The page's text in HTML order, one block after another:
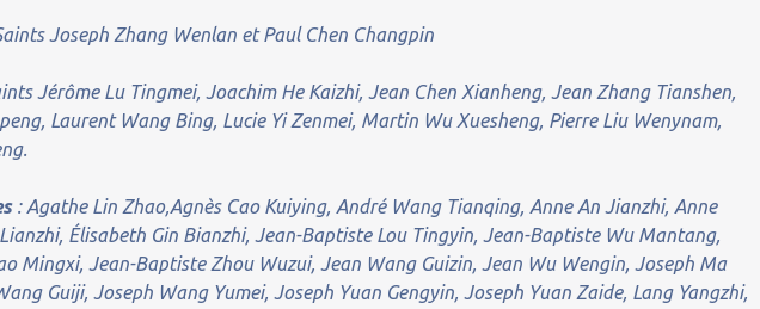
Joseph Zhang Wenlan et Paul Chen Changpin
Jérôme Lu Tingmei, Joachim He Kaizhi, Jean Chen Xianheng, Jean Zhang Tianshen,
Laurent Wang Bing, Lucie Yi Zenmei, Martin Wu Xuesheng, Pierre Liu Wenynam,
: Agathe Lin Zhao,Agnès Cao Kuiying, André Wang Tianqing, Anne An Jianzhi, Anne
Élisabeth Gin Bianzhi, Jean-Baptiste Lou Tingyin, Jean-Baptiste Wu Mantang,
Mingxi, Jean-Baptiste Zhou Wuzui, Jean Wang Guizin, Jean Wu Wengin, Joseph Ma
Guiji, Joseph Wang Yumei, Joseph Yuan Gengyin, Joseph Yuan Zaide, Lang Yangzhi,